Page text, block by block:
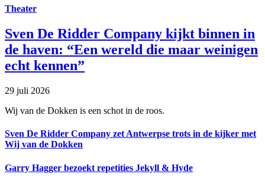
Theater
Sven De Ridder Company kijkt binnen in
de haven: “Een wereld die maar weinigen
echt kennen”
29 juli 2026
Wij van de Dokken is een schot in de roos.
Sven De Ridder Company zet Antwerpse trots in de kijker met
Wij van de Dokken
Garry Hagger bezoekt repetities Jekyll & Hyde